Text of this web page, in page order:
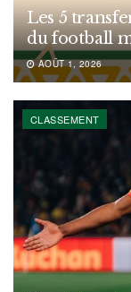
Les 5
du football
AOÛT 1, 2026
CLASSEMENT